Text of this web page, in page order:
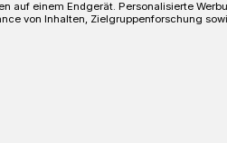
auf einem Endgerät. Personalisierte
von Inhalten, Zielgruppenforschung